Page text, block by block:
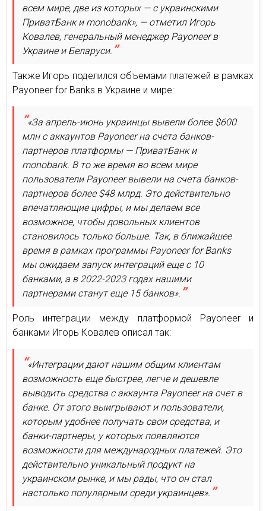
всем мире, две из которых — с украинскими
ПриватБанк и monobank», — отметил Игорь
Ковалев, генеральный менеджер Payoneer в
Украине и Беларуси.
Также Игорь поделился объемами платежей в рамках
Payoneer for Banks в Украине и мире:
«За апрель-июнь украинцы вывели более $600
млн с аккаунтов Payoneer на счета банков-
партнеров платформы — ПриватБанк и
monobank. В то же время во всем мире
пользователи Payoneer вывели на счета банков-
партнеров более $48 млрд. Это действительно
впечатляющие цифры, и мы делаем все
возможное, чтобы довольных клиентов
становилось только больше. Так, в ближайшее
время в рамках программы Payoneer for Banks
мы ожидаем запуск интеграций еще с 10
банками, а в 2022-2023 годах нашими
партнерами станут еще 15 банков».
Роль интеграции между платформой Payoneer и
банками Игорь Ковалев описал так:
«Интеграции дают нашим общим клиентам
возможность еще быстрее, легче и дешевле
выводить средства с аккаунта Payoneer на счет в
банке. От этого выигрывают и пользователи,
которым удобнее получать свои средства, и
банки-партнеры, у которых появляются
возможности для международных платежей. Это
действительно уникальный продукт на
украинском рынке, и мы рады, что он стал
настолько популярным среди украинцев».